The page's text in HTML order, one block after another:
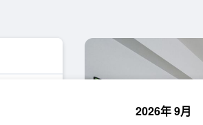
2026年 9月